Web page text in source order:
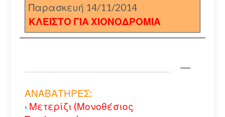
Παρασκευή 14/11/2014
ΚΛΕΙΣΤΟ ΓΙΑ ΧΙΟΝΟΔΡΟΜΙΑ
ΑΝΑΒΑΤΗΡΕΣ:
Μετερίζι (Μονοθέσιος